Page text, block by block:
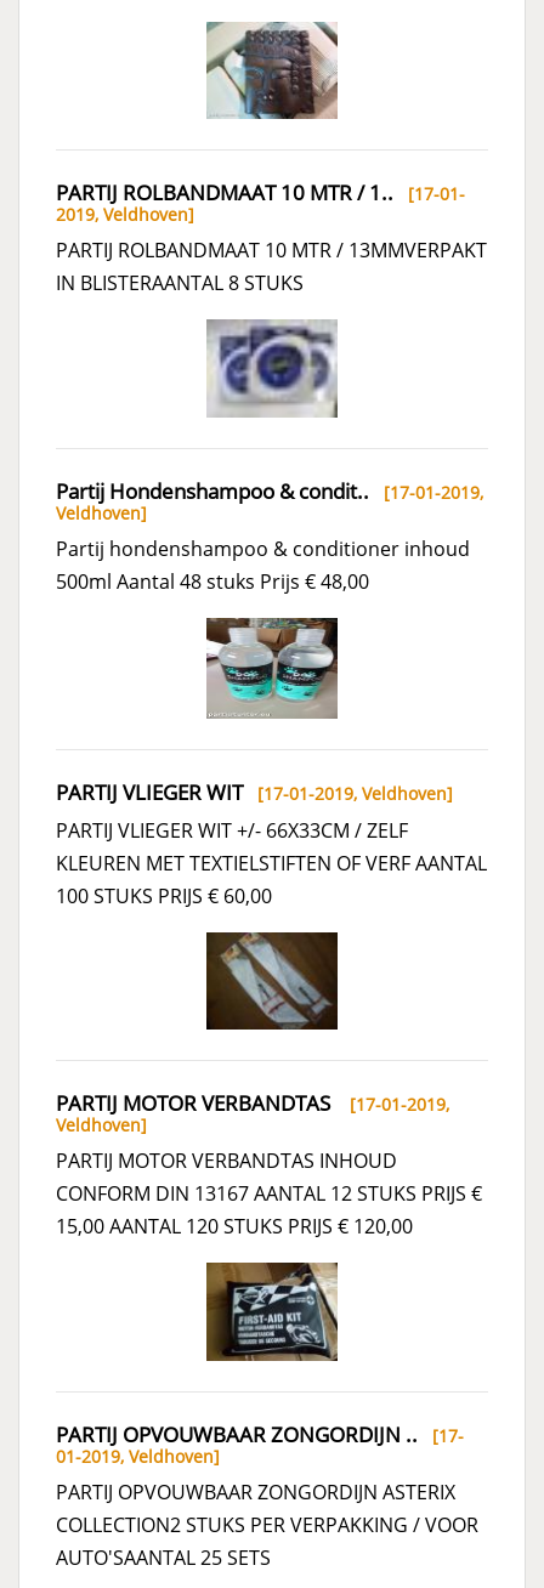
PARTIJ ROLBANDMAAT 10 MTR / 1.. [17-01-
2019, Veldhoven]
PARTIJ ROLBANDMAAT 10 MTR / 13MMVERPAKT
IN BLISTERAANTAL 8 STUKS
Partij Hondenshampoo & condit.. [17-01-2019,
Veldhoven]
Partij hondenshampoo & conditioner inhoud
500ml Aantal 48 stuks Prijs € 48,00
PARTIJ VLIEGER WIT[17-01-2019, Veldhoven]
PARTIJ VLIEGER WIT +/- 66X33CM / ZELF
KLEUREN MET TEXTIELSTIFTEN OF VERF AANTAL
100 STUKS PRIJS € 60,00
PARTIJ MOTOR VERBANDTAS
[17-01-2019,
Veldhoven]
PARTIJ MOTOR VERBANDTAS INHOUD
CONFORM DIN 13167 AANTAL 12 STUKS PRIJS €
15,00 AANTAL 120 STUKS PRIJS € 120,00
PARTIJ OPVOUWBAAR ZONGORDIJN .. [17-
01-2019, Veldhoven]
PARTIJ OPVOUWBAAR ZONGORDIJN ASTERIX
COLLECTION2 STUKS PER VERPAKKING / VOOR
AUTO'SAANTAL 25 SETS